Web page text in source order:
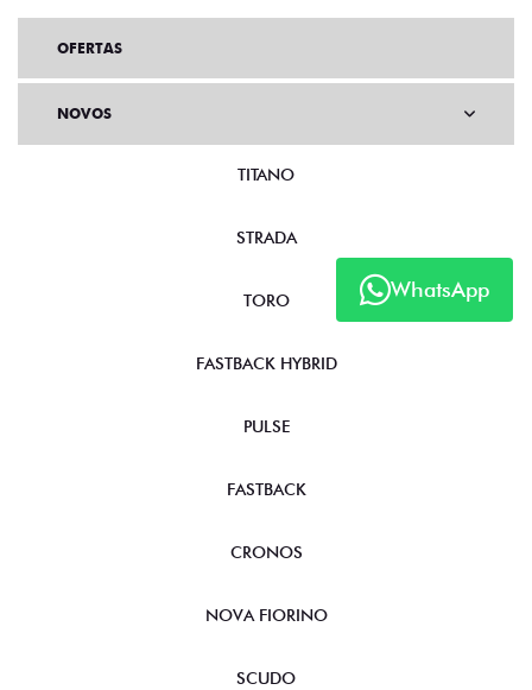
WhatsApp
OFERTAS
NOVOS
TITANO
STRADA
TORO
FASTBACK HYBRID
PULSE
FASTBACK
CRONOS
NOVA FIORINO
SCUDO